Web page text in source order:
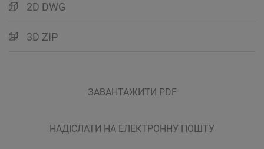
2D DWG
3D ZIP
ЗАВАНТАЖИТИ PDF
НАДІСЛАТИ НА ЕЛЕКТРОННУ ПОШТУ